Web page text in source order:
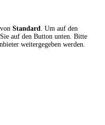
Standard. Um auf den
auf den Button unten. Bitte
weitergegeben werden.